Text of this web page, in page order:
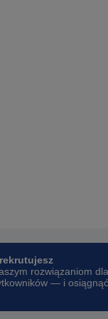
rozwiązaniom dla
— i osiągnąć